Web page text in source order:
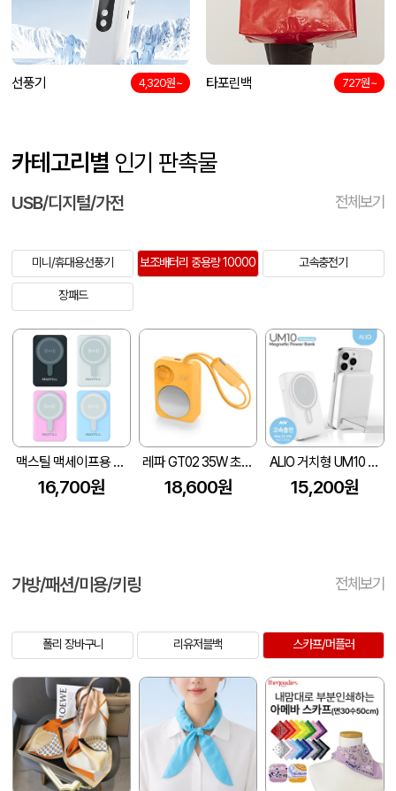
선풍기 4,320원~ 타포린백 727원~
카테고리별 인기 판촉물
USB/디지털/가전 전체보기
미니/휴대용선풍기 보조배터리 중용량 10000 고속충전기
장패드
맥스틸 맥세이프용 무선 보조배터리 GM-Mvolt 10000mAh
16,700원
레파 GT02 35W 초고속충전 내장케이블 미러 보조배터리 10000mAh
18,600원
ALIO 거치형 UM10 고속충전 맥세이프 보조배터리 10000mAh
15,200원
가방/패션/미용/키링 전체보기
폴리 장바구니 리유저블백 스카프/머플러